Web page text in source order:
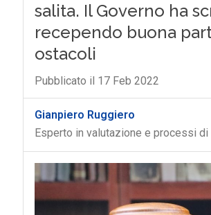
salita. Il Governo ha
recependo buona
ostacoli
Pubblicato il 17 Feb 2022
Gianpiero Ruggiero
Esperto in valutazione e processi di